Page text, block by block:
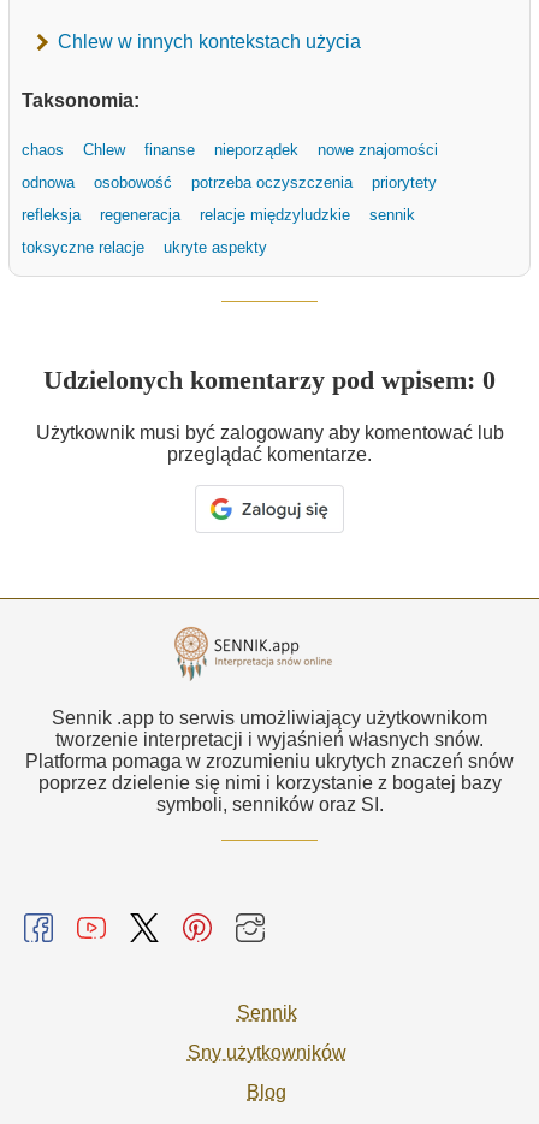
Chlew w innych kontekstach użycia
Taksonomia:
chaos Chlew finanse nieporządek
nowe znajomości
odnowa
osobowość potrzeba oczyszczenia
priorytety
refleksja
regeneracja relacje międzyludzkie
sennik
toksyczne relacje
ukryte aspekty
Udzielonych komentarzy pod wpisem: 0
Użytkownik musi być zalogowany aby komentować lub
przeglądać komentarze.
Sennik .app to serwis umożliwiający użytkownikom
tworzenie interpretacji i wyjaśnień własnych snów.
Platforma pomaga w zrozumieniu ukrytych znaczeń snów
poprzez dzielenie się nimi i korzystanie z bogatej bazy
symboli, senników oraz SI.
Sennik
Sny użytkowników
Blog